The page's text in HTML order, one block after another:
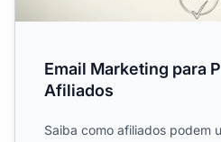
Email Marketing para
Afiliados
Saiba como afiliados podem